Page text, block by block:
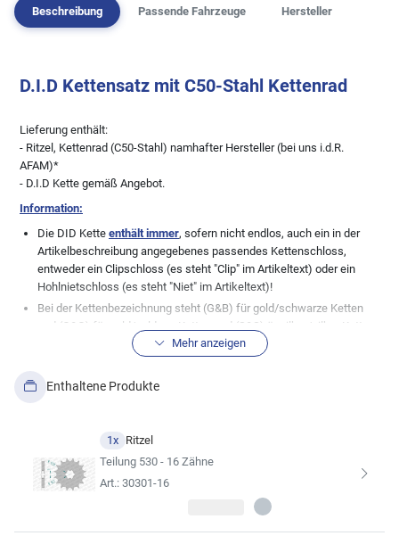
Beschreibung Passende Fahrzeuge Hersteller
D.I.D Kettensatz mit C50-Stahl Kettenrad
Lieferung enthält:
- Ritzel, Kettenrad (C50-Stahl) namhafter Hersteller (bei uns i.d.R.
AFAM)*
- D.I.D Kette gemäß Angebot.
Information:
Die DID Kette enthält immer, sofern nicht endlos, auch ein in der
Artikelbeschreibung angegebenes passendes Kettenschloss,
entweder ein Clipschloss (es steht "Clip" im Artikeltext) oder ein
Hohlnietschloss (es steht "Niet" im Artikeltext)!
Bei der Kettenbezeichnung steht (G&B) für gold/schwarze Ketten
und (G&G) für gold/goldene Ketten und (S&S) ür silber/silber Ketten.
Normale, stahlfarbene Ketten (genannt schwarz), haben keine
Wichtige Info in Bezug zu den Teilen im Kettensatz:
Datenblättern der Fahrzeughersteller, daher weisen wir ausdrücklich
die absolute Richtigkeit der von uns hier angezeigten
Fahrzeugzuordnungen zu dem angebotenen Artikel von uns. Bei
vielen Fahrzeugen wurden auch gerne mal undokumentierte
Änderungen seitens der Hersteller durchgeführt, so dass die hier
Mehr anzeigen
Enthaltene Produkte
1x Ritzel
Teilung 530 - 16 Zähne
Art.: 30301-16